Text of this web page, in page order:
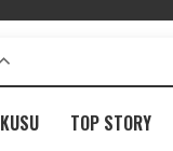
TOP STORY